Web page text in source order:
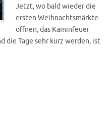
Jetzt, wo bald wieder die
ersten Weihnachtsmärkte
öffnen, das Kaminfeuer
die Tage sehr kurz werden, ist